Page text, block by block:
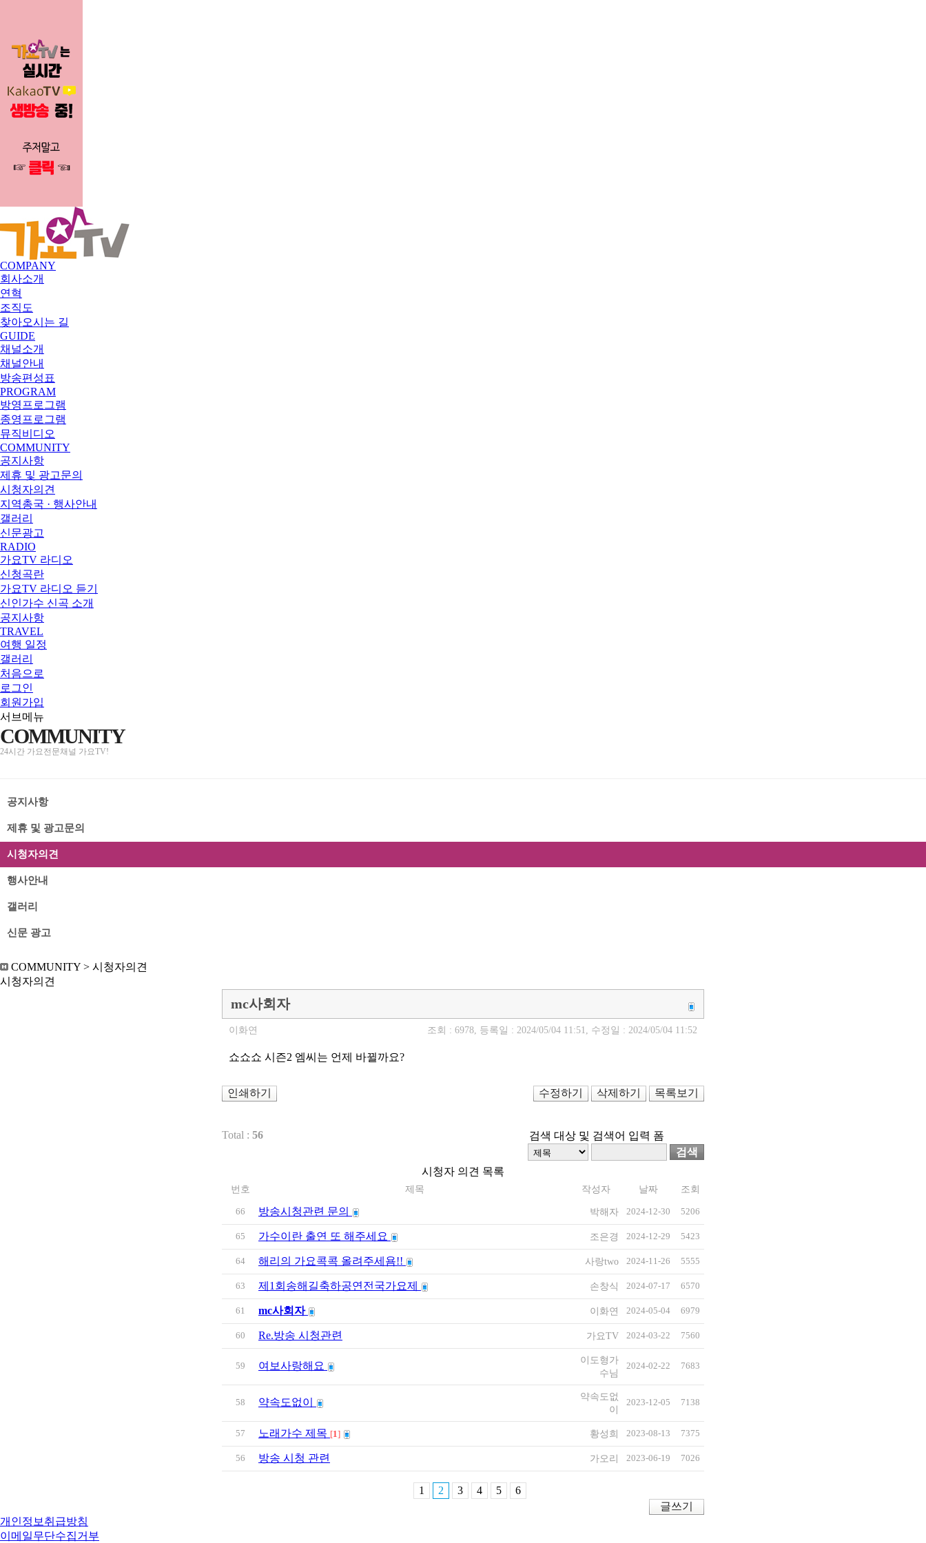
COMPANY
회사소개
연혁
조직도
찾아오시는 길
GUIDE
채널소개
채널안내
방송편성표
PROGRAM
방영프로그램
종영프로그램
뮤직비디오
COMMUNITY
공지사항
제휴 및 광고문의
시청자의견
지역총국 · 행사안내
갤러리
신문광고
RADIO
가요TV 라디오
신청곡란
가요TV 라디오 듣기
신인가수 신곡 소개
공지사항
TRAVEL
여행 일정
갤러리
처음으로
로그인
회원가입
서브메뉴
COMMUNITY
24시간 가요전문채널 가요TV!
공지사항
제휴 및 광고문의
시청자의견
행사안내
갤러리
신문 광고
COMMUNITY > 시청자의견
시청자의견
mc사회자
이화연 조회 : 6978, 등록일 : 2024/05/04 11:51, 수정일 : 2024/05/04 11:52
쇼쇼쇼 시즌2 엠씨는 언제 바뀔까요?
인쇄하기 수정하기 삭제하기 목록보기
검색 대상 및 검색어 입력 폼
검색
Total : 56
시청자 의견 목록
번호 제목 작성자 날짜 조회
66 방송시청관련 문의 박해자 2024-12-30 5206
65 가수이란 출연 또 해주세요 조은경 2024-12-29 5423
64 해리의 가요콕콕 올려주세욤!! 사랑two 2024-11-26 5555
63 제1회송해길축하공연전국가요제 손창식 2024-07-17 6570
61 mc사회자 이화연 2024-05-04 6979
60 Re.방송 시청관련 가요TV 2024-03-22 7560
59 여보사랑해요
이도형가
수님
2024-02-22 7683
58 약속도없이
약속도없
이
2023-12-05 7138
57 노래가수 제목 [1] 황성희 2023-08-13 7375
56 방송 시청 관련 가오리 2023-06-19 7026
1 2 3 4 5
6
글쓰기
개인정보취급방침
이메일무단수집거부